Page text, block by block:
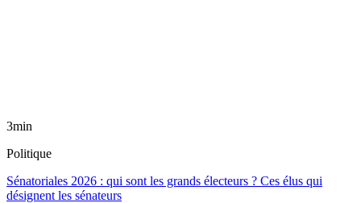
3min
Politique
Sénatoriales 2026 : qui sont les grands électeurs ? Ces élus qui
désignent les sénateurs